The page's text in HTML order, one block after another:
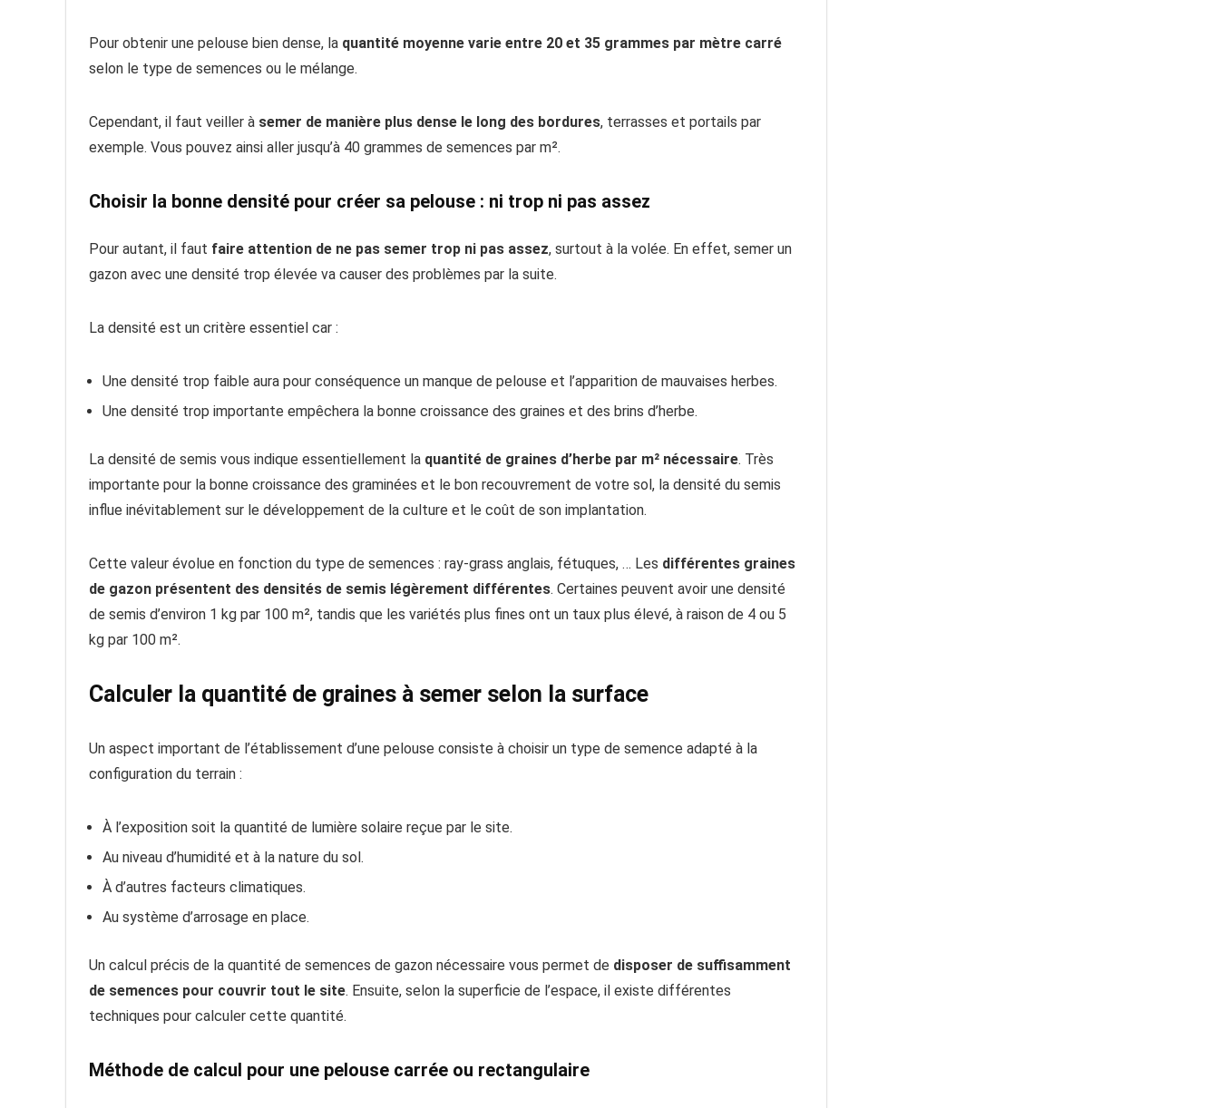
Pour obtenir une pelouse bien dense, la quantité moyenne varie entre 20 et 35 grammes par mètre carré
selon le type de semences ou le mélange.
Cependant, il faut veiller à semer de manière plus dense le long des bordures, terrasses et portails par
exemple. Vous pouvez ainsi aller jusqu’à 40 grammes de semences par m².
Choisir la bonne densité pour créer sa pelouse : ni trop ni pas assez
Pour autant, il faut faire attention de ne pas semer trop ni pas assez, surtout à la volée. En effet, semer un
gazon avec une densité trop élevée va causer des problèmes par la suite.
La densité est un critère essentiel car :
Une densité trop faible aura pour conséquence un manque de pelouse et l’apparition de mauvaises herbes.
Une densité trop importante empêchera la bonne croissance des graines et des brins d’herbe.
La densité de semis vous indique essentiellement la quantité de graines d’herbe par m² nécessaire. Très
importante pour la bonne croissance des graminées et le bon recouvrement de votre sol, la densité du semis
influe inévitablement sur le développement de la culture et le coût de son implantation.
Cette valeur évolue en fonction du type de semences : ray-grass anglais, fétuques, … Les différentes graines
de gazon présentent des densités de semis légèrement différentes. Certaines peuvent avoir une densité
de semis d’environ 1 kg par 100 m², tandis que les variétés plus fines ont un taux plus élevé, à raison de 4 ou 5
kg par 100 m².
Calculer la quantité de graines à semer selon la surface
Un aspect important de l’établissement d’une pelouse consiste à choisir un type de semence adapté à la
configuration du terrain :
À l’exposition soit la quantité de lumière solaire reçue par le site.
Au niveau d’humidité et à la nature du sol.
À d’autres facteurs climatiques.
Au système d’arrosage en place.
Un calcul précis de la quantité de semences de gazon nécessaire vous permet de disposer de suffisamment
de semences pour couvrir tout le site. Ensuite, selon la superficie de l’espace, il existe différentes
techniques pour calculer cette quantité.
Méthode de calcul pour une pelouse carrée ou rectangulaire